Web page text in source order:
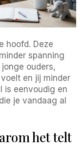
hoofd. Deze
spanning
ouders,
en jij minder
is eenvoudig en
je vandaag al
het telt